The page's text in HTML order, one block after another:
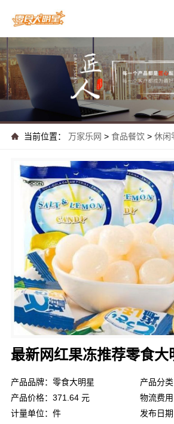
当前位置： 万家乐网> 食品餐饮 > 休
最新网红果冻推荐零食大
产品品牌：零食大明星
产品分
产品价格：371.64 元
物流费
计量单位：件